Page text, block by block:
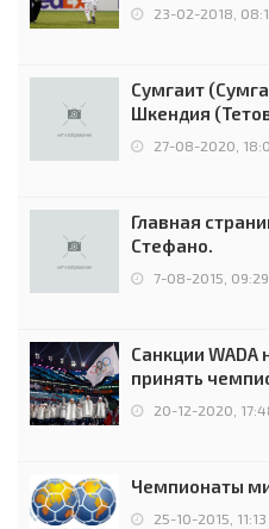
Россией
23-02-2018,
Сумгаит
Шкендия
0:2 (0:0)
27-08-2020,
Главная
Стефано.
7-08-2015, 09:29
Санкции
принять
чемпионов.
20-12-2020,
Чемпионаты
25-10-2015, 11:13